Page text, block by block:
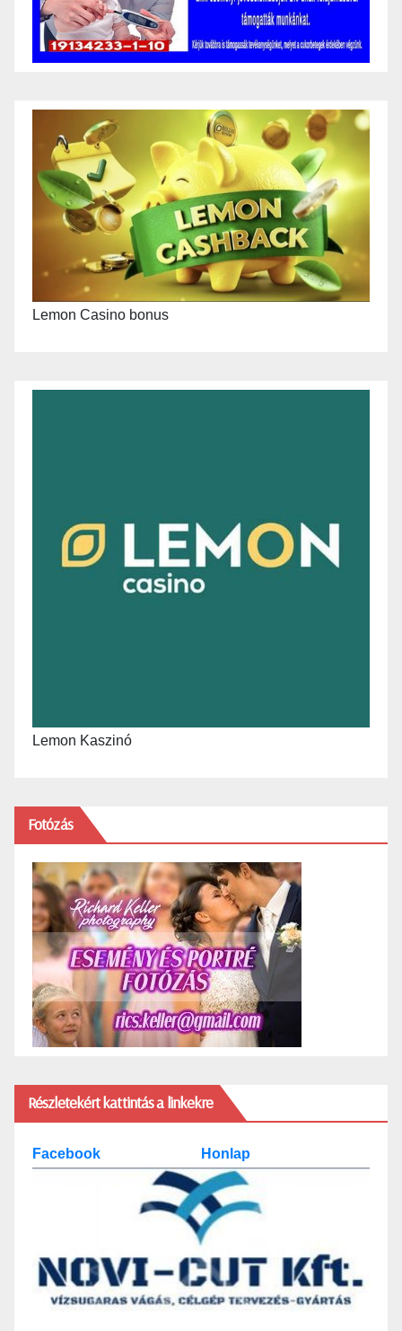
Lemon Casino bonus
Lemon Kaszinó
Fotózás
Részletekért kattintás a linkekre
Facebook Honlap